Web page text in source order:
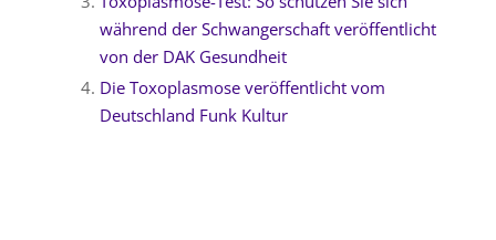
während der Schwangerschaft veröffentlicht
von der DAK Gesundheit
Die Toxoplasmose veröffentlicht vom
Deutschland Funk Kultur